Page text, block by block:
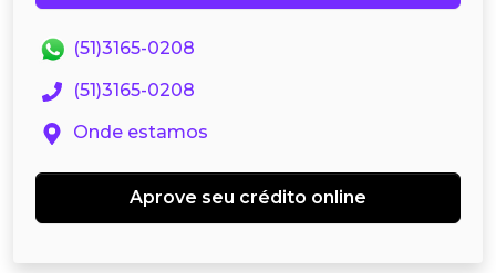
(51)3165-0208
(51)3165-0208
Onde estamos
Aprove seu crédito online